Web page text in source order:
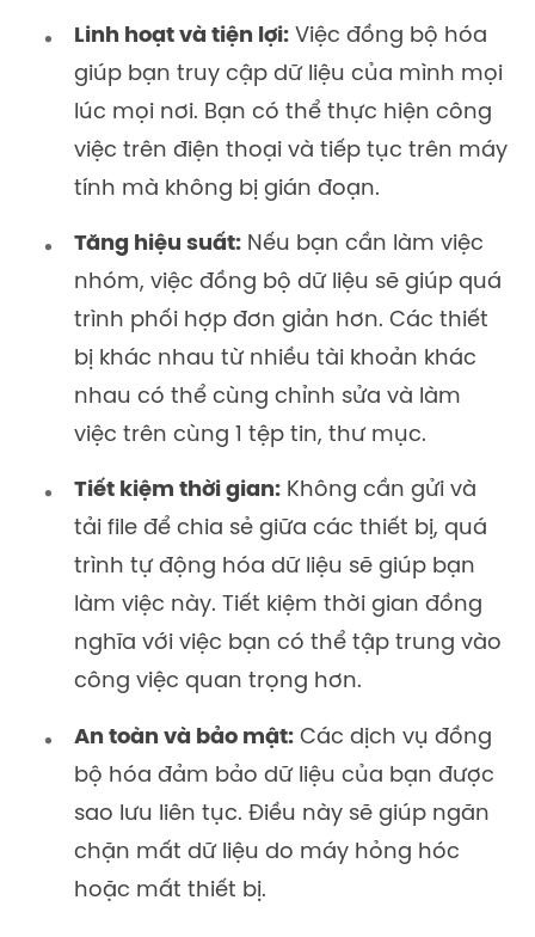
Linh hoạt và tiện lợi: Việc đồng bộ hóa
giúp bạn truy cập dữ liệu của mình mọi
lúc mọi nơi. Bạn có thể thực hiện công
việc trên điện thoại và tiếp tục trên máy
tính mà không bị gián đoạn.
Tăng hiệu suất: Nếu bạn cần làm việc
nhóm, việc đồng bộ dữ liệu sẽ giúp quá
trình phối hợp đơn giản hơn. Các thiết
bị khác nhau từ nhiều tài khoản khác
nhau có thể cùng chỉnh sửa và làm
việc trên cùng 1 tệp tin, thư mục.
Tiết kiệm thời gian: Không cần gửi và
tải file để chia sẻ giữa các thiết bị, quá
trình tự động hóa dữ liệu sẽ giúp bạn
làm việc này. Tiết kiệm thời gian đồng
nghĩa với việc bạn có thể tập trung vào
công việc quan trọng hơn.
An toàn và bảo mật: Các dịch vụ đồng
bộ hóa đảm bảo dữ liệu của bạn được
sao lưu liên tục. Điều này sẽ giúp ngăn
chặn mất dữ liệu do máy hỏng hóc
hoặc mất thiết bị.